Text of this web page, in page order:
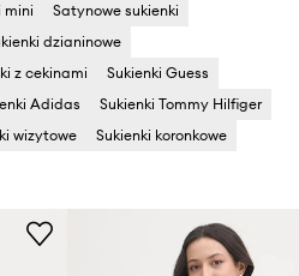
mini
Satynowe sukienki
dzianinowe
z cekinami
Sukienki Guess
Adidas
Sukienki Tommy Hilfiger
wizytowe Sukienki koronkowe